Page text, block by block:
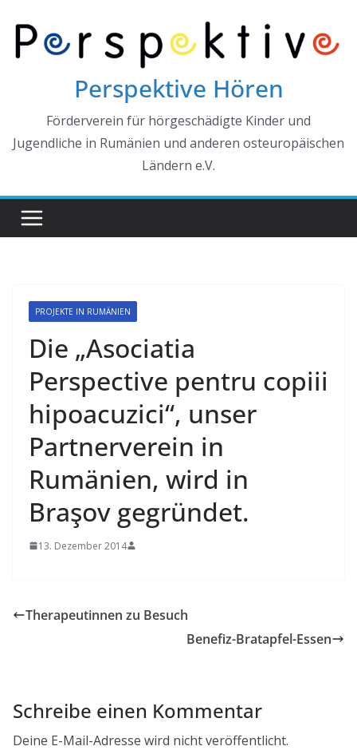
Perspektive Hören
Förderverein für hörgeschädigte Kinder und
Jugendliche in Rumänien und anderen osteuropäischen
Ländern e.V.
PROJEKTE IN RUMÄNIEN
Die „Asociatia
Perspective pentru copiii
hipoacuzici“, unser
Partnerverein in
Rumänien, wird in
Braşov gegründet.
13. Dezember 2014
Therapeutinnen zu Besuch
Benefiz-Bratapfel-Essen
Schreibe einen Kommentar
Deine E-Mail-Adresse wird nicht veröffentlicht.